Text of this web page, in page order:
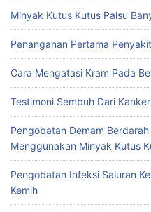
Minyak Kutus Kutus Palsu
Penanganan Pertama
Cara Mengatasi Kram Pada
Testimoni Sembuh Dari
Pengobatan Demam
Menggunakan Minyak Kutus
Pengobatan Infeksi Saluran
Kemih